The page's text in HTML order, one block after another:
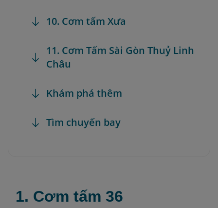
10. Cơm tấm Xưa
11. Cơm Tấm Sài Gòn Thuỷ Linh
Châu
Khám phá thêm
Tìm chuyến bay
1. Cơm tấm 36